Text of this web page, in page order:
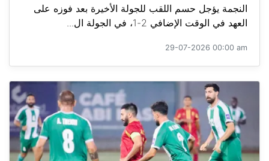
النجمة يؤجل حسم اللقب للجولة الأخيرة بعد فوزه على
العهد في الوقت الإضافي 2-1، في الجولة ال...
29-07-2026 00:00 am